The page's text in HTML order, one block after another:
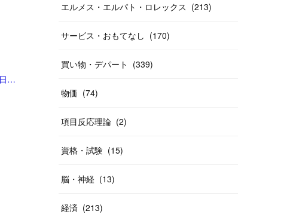
「日本人は｢超過死亡増加｣の深刻さをわかってない 科学的に合理的でないコロナ対策を続けていいのか | 新型コロナ、「新しい日常」への前進 | 東洋経済オンライン」
(20
(10
(40
エルメス・エルパト・ロレックス (213)
サービス・おもてなし (170)
買い物・デパート (339)
物価 (74)
項目反応理論 (2)
資格・試験 (15)
脳・神経 (13)
経済 (213)